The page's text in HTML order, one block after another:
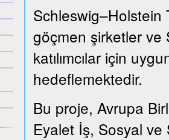
Schleswig–Holstein
göçmen şirketler ve
katılımcılar için
hedeflemektedir.
Bu proje, Avrupa
Eyalet İş, Sosyal ve